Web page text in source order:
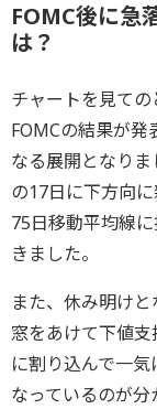
FOMC後に急
は？
チャートを見て
FOMCの結果が発
なる展開となり
の17日に下方向
75日移動平均線
きました。
また、休み明け
窓をあけて下値
に割り込んで一
なっているのが分